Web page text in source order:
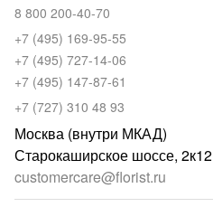
8 800 200-40-70
+7 (495) 169-95-55
+7 (495) 727-14-06
+7 (495) 147-87-61
+7 (727) 310 48 93
Москва (внутри МКАД)
Старокаширское шоссе, 2к12
customercare@florist.ru